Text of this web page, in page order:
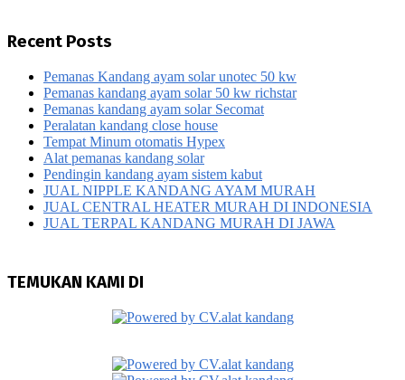
Recent Posts
Pemanas Kandang ayam solar unotec 50 kw
Pemanas kandang ayam solar 50 kw richstar
Pemanas kandang ayam solar Secomat
Peralatan kandang close house
Tempat Minum otomatis Hypex
Alat pemanas kandang solar
Pendingin kandang ayam sistem kabut
JUAL NIPPLE KANDANG AYAM MURAH
JUAL CENTRAL HEATER MURAH DI INDONESIA
JUAL TERPAL KANDANG MURAH DI JAWA
TEMUKAN KAMI DI